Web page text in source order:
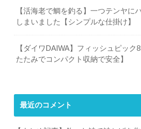
【活海老で鯛を釣る】一つテンヤに
しまいました【シンプルな仕掛け】
【ダイワDAIWA】フィッシュピック
たたみでコンパクト収納で安全】
最近のコメント